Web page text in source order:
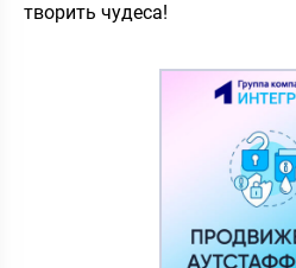
творить чудеса!